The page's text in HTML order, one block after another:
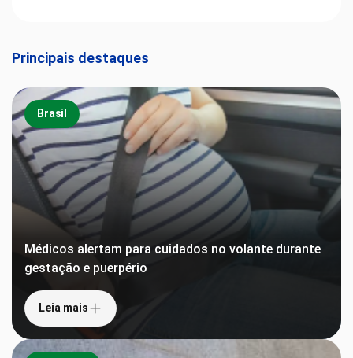
Principais destaques
Brasil
Médicos alertam para cuidados no volante durante
gestação e puerpério
Leia mais